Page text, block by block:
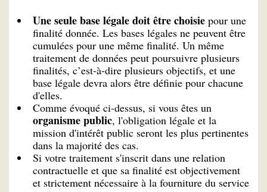
Une seule base légale doit être choisie pour une
finalité donnée. Les bases légales ne peuvent être
cumulées pour une même finalité. Un même
traitement de données peut poursuivre plusieurs
finalités, c’est-à-dire plusieurs objectifs, et une
base légale devra alors être définie pour chacune
d'elles.
Comme évoqué ci-dessus, si vous êtes un
organisme public, l'obligation légale et la
mission d'intérêt public seront les plus pertinentes
dans la majorité des cas.
Si votre traitement s'inscrit dans une relation
contractuelle et que sa finalité est objectivement
et strictement nécessaire à la fourniture du service